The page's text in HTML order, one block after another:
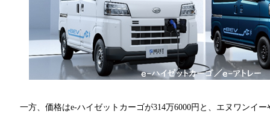
一方、価格はe-ハイゼットカーゴが314万6000円と、エヌワンイ